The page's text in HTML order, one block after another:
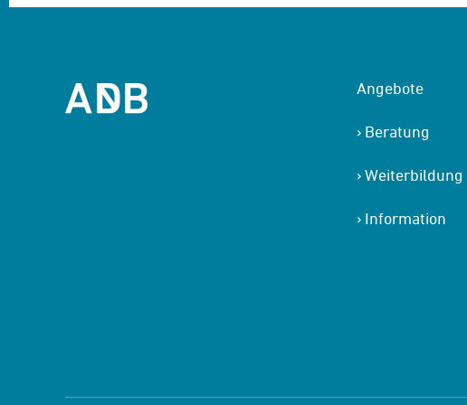
Angebote
Beratung
Weiterbildung
Information